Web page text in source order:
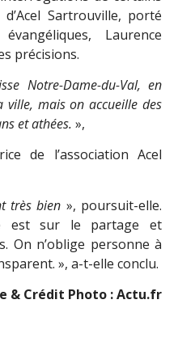
Sartrouville, porté
Laurence
précisions.
Notre-Dame-du-Val, en
mais on accueille des
et athées. »,
de l’association Acel
très bien », poursuit-elle.
est sur le partage et
On n’oblige personne à
», a-t-elle conclu.
& Crédit Photo :Actu.fr